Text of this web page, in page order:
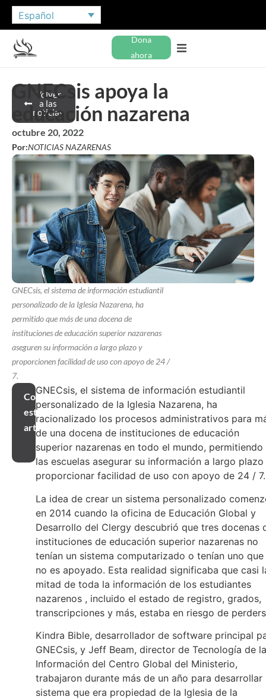
Español
Dona
ahora
Volver
a las
noticias
GNECsis apoya la
educación nazarena
octubre 20, 2022
Por:NOTICIAS NAZARENAS
GNECsis, el sistema de información estudiantil
personalizado de la Iglesia Nazarena, ha
permitido que más de una docena de
instituciones de educación superior nazarenas
aseguren su información a largo plazo y
proporcionen facilidad de uso con apoyo de 24 /
7.
Compartir
este
artículo
GNECsis, el sistema de información estudiantil
personalizado de la Iglesia Nazarena, ha
racionalizado los procesos administrativos para
de una docena de instituciones de educación
superior nazarenas en todo el mundo, permitiendo
las escuelas asegurar su información a largo
proporcionar facilidad de uso con apoyo de 24 / 7.
La idea de crear un sistema personalizado
en 2014 cuando la oficina de Educación Global y
Desarrollo del Clergy descubrió que tres docenas
instituciones de educación superior nazarenas no
tenían un sistema computarizado o tenían uno que
no es apoyado. Esta realidad significaba que casi
mitad de toda la información de los estudiantes
nazarenos , incluido el estado de registro, grados,
transcripciones y más, estaba en riesgo de
Kindra Bible, desarrollador de software principal
GNECsis, y Jeff Beam, director de Tecnología de la
Información del Centro Global del Ministerio,
trabajaron durante más de un año para desarrollar
sistema que era propiedad de la Iglesia de la